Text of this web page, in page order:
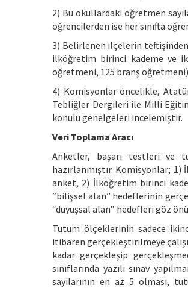
2) Bu okullardaki öğretmen
öğrencilerden ise her sınıfta
3) Belirlenen ilçelerin
ilköğretim birinci kademe ve
öğretmeni, 125 branş
4) Komisyonlar öncelikle,
Tebliğler Dergileri ile Milli Eğitim
konulu genelgeleri incelemiştir.
Veri Toplama Aracı
Anketler, başarı testleri ve
hazırlanmıştır. Komisyonlar;
anket, 2) İlköğretim birinci
“bilişsel alan” hedeflerinin
“duyuşsal alan” hedefleri göz
Tutum ölçeklerinin sadece
itibaren gerçekleştirilmeye
kadar gerçekleşip
sınıflarında yazılı sınav
sayılarının en az 5 olması,